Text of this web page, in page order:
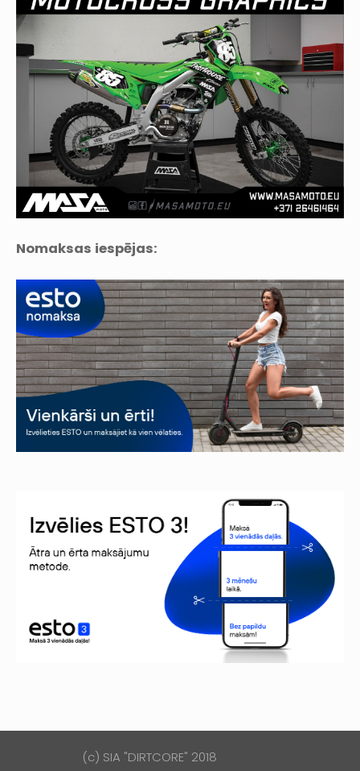
Nomaksas iespējas:
(c) SIA "DIRTCORE" 2018